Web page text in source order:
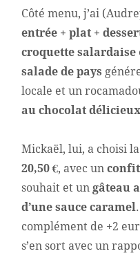
Côté menu, j’ai
entrée + plat +
croquette salardaise
salade de pays
locale et un
au chocolat
Mickaël, lui, a choisi
20,50 €, avec un
souhait et un gâteau
d’une sauce caramel
complément de +2
s’en sort avec un